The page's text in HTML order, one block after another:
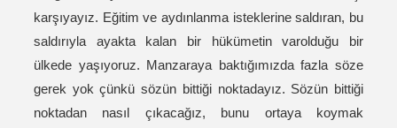
karşıyayız. Eğitim ve aydınlanma isteklerine saldıran, bu
saldırıyla ayakta kalan bir hükümetin varolduğu bir
ülkede yaşıyoruz. Manzaraya baktığımızda fazla söze
gerek yok çünkü sözün bittiği noktadayız. Sözün bittiği
noktadan nasıl çıkacağız, bunu ortaya koymak